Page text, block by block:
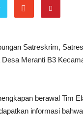
Satreskrim,
Meranti B3
berawal Tim
informasi